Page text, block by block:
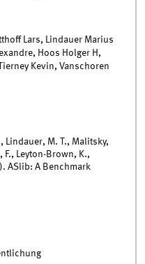
Lars, Lindauer Marius
Hoos Holger H,
Kevin, Vanschoren
Lindauer, M. T., Malitsky,
F., Leyton-Brown, K.,
ASlib: A Benchmark